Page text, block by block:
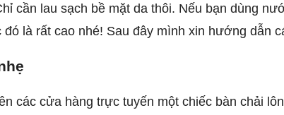
cần lau sạch bề mặt da thôi. Nếu bạn dùng
là rất cao nhé! Sau đây mình xin hướng dẫn
các cửa hàng trực tuyến một chiếc bàn chải